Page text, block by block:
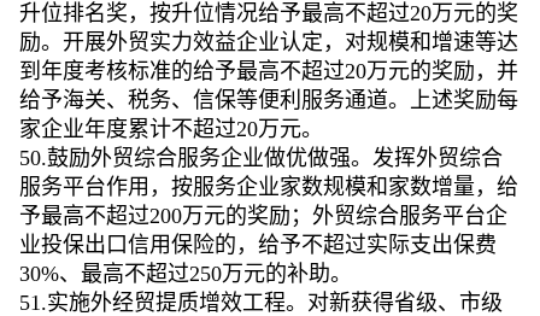
升位排名奖，按升位情况给予最高不超过20万元的奖
励。开展外贸实力效益企业认定，对规模和增速等达
到年度考核标准的给予最高不超过20万元的奖励，并
给予海关、税务、信保等便利服务通道。上述奖励每
家企业年度累计不超过20万元。
50.鼓励外贸综合服务企业做优做强。发挥外贸综合
服务平台作用，按服务企业家数规模和家数增量，给
予最高不超过200万元的奖励；外贸综合服务平台企
业投保出口信用保险的，给予不超过实际支出保费
30%、最高不超过250万元的补助。
51.实施外经贸提质增效工程。对新获得省级、市级